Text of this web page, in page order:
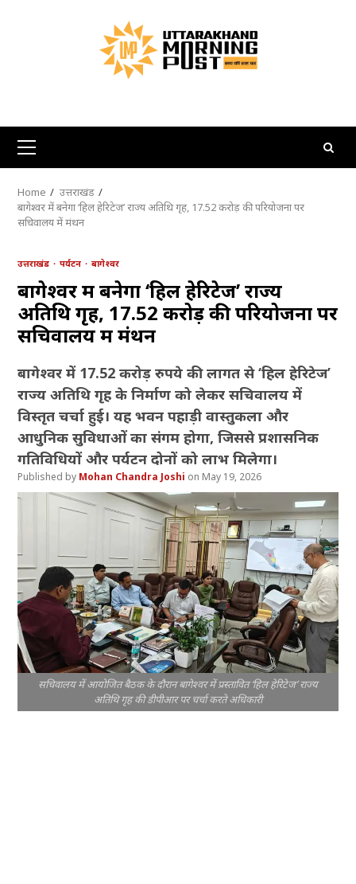
Primary
Menu
Home
उत्तराखंड
बागेश्वर में बनेगा ‘हिल हेरिटेज’ राज्य अतिथि गृह, 17.52 करोड़ की परियोजना पर
सचिवालय में मंथन
उत्तराखंड पर्यटन बागेश्वर
बागेश्वर में बनेगा ‘हिल हेरिटेज’ राज्य
अतिथि गृह, 17.52 करोड़ की परियोजना पर
सचिवालय में मंथन
बागेश्वर में 17.52 करोड़ रुपये की लागत से ‘हिल हेरिटेज’
राज्य अतिथि गृह के निर्माण को लेकर सचिवालय में
विस्तृत चर्चा हुई। यह भवन पहाड़ी वास्तुकला और
आधुनिक सुविधाओं का संगम होगा, जिससे प्रशासनिक
गतिविधियों और पर्यटन दोनों को लाभ मिलेगा।
Mohan Chandra Joshi May 19, 2026
सचिवालय में आयोजित बैठक के दौरान बागेश्वर में प्रस्तावित ‘हिल हेरिटेज’ राज्य
अतिथि गृह की डीपीआर पर चर्चा करते अधिकारी